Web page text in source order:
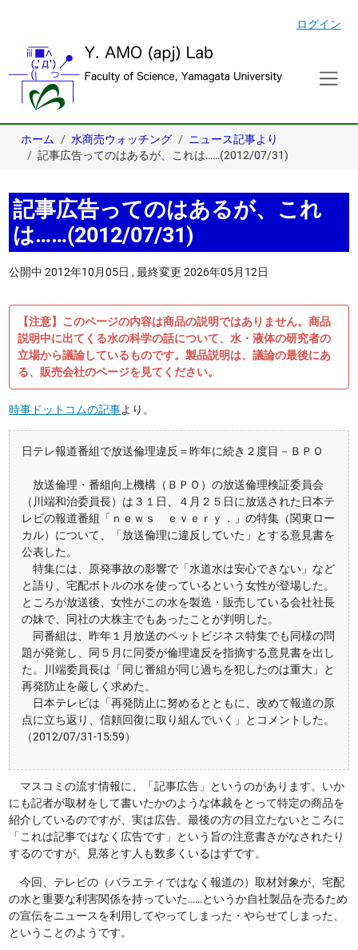
ログイン
ホーム 水商売ウォッチング
ニュース記事より
記事広告ってのはあるが、これは……(2012/07/31)
記事広告ってのはあるが、これ
は……(2012/07/31)
公開中 2012年10月05日 ,最終変更 2026年05月12日
【注意】このページの内容は商品の説明ではありません。商品
説明中に出てくる水の科学の話について、水・液体の研究者の
立場から議論しているものです。製品説明は、議論の最後にあ
る、販売会社のページを見てください。
時事ドットコムの記事より。
日テレ報道番組で放送倫理違反＝昨年に続き２度目－ＢＰＯ
放送倫理・番組向上機構（ＢＰＯ）の放送倫理検証委員会
（川端和治委員長）は３１日、４月２５日に放送された日本テ
レビの報道番組「ｎｅｗｓ ｅｖｅｒｙ．」の特集（関東ロー
カル）について、「放送倫理に違反していた」とする意見書を
公表した。
特集には、原発事故の影響で「水道水は安心できない」など
と語り、宅配ボトルの水を使っているという女性が登場した。
ところが放送後、女性がこの水を製造・販売している会社社長
の妹で、同社の大株主でもあったことが判明した。
同番組は、昨年１月放送のペットビジネス特集でも同様の問
題が発覚し、同５月に同委が倫理違反を指摘する意見書を出し
た。川端委員長は「同じ番組が同じ過ちを犯したのは重大」と
再発防止を厳しく求めた。
日本テレビは「再発防止に努めるとともに、改めて報道の原
点に立ち返り、信頼回復に取り組んでいく」とコメントした。
（2012/07/31-15:59）
マスコミの流す情報に、「記事広告」というのがあります。いか
にも記者が取材をして書いたかのような体裁をとって特定の商品を
紹介しているのですが、実は広告。最後の方の目立たないところに
「これは記事ではなく広告です」という旨の注意書きがなされたり
するのですが、見落とす人も数多くいるはずです。
今回、テレビの（バラエティではなく報道の）取材対象が、宅配
の水と重要な利害関係を持っていた……というか自社製品を売るため
の宣伝をニュースを利用してやってしまった・やらせてしまった、
ということのようです。